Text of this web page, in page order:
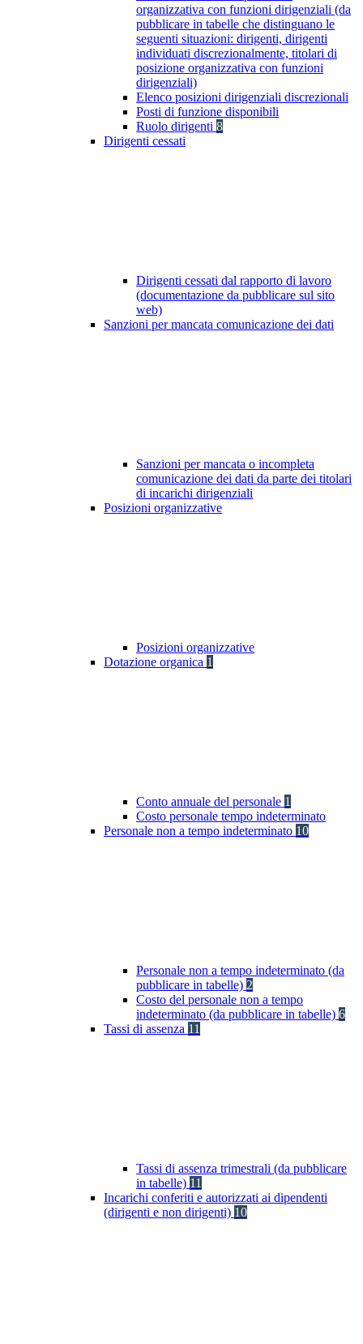
organizzativa con funzioni dirigenziali (da
pubblicare in tabelle che distinguano le
seguenti situazioni: dirigenti, dirigenti
individuati discrezionalmente, titolari di
posizione organizzativa con funzioni
dirigenziali)
Elenco posizioni dirigenziali discrezionali
Posti di funzione disponibili
Ruolo dirigenti 8
Dirigenti cessati
Dirigenti cessati dal rapporto di lavoro
(documentazione da pubblicare sul sito
web)
Sanzioni per mancata comunicazione dei dati
Sanzioni per mancata o incompleta
comunicazione dei dati da parte dei titolari
di incarichi dirigenziali
Posizioni organizzative
Posizioni organizzative
Dotazione organica 1
Conto annuale del personale 1
Costo personale tempo indeterminato
Personale non a tempo indeterminato 10
Personale non a tempo indeterminato (da
pubblicare in tabelle) 2
Costo del personale non a tempo
indeterminato (da pubblicare in tabelle) 6
Tassi di assenza 11
Tassi di assenza trimestrali (da pubblicare
in tabelle) 11
Incarichi conferiti e autorizzati ai dipendenti
(dirigenti e non dirigenti) 10